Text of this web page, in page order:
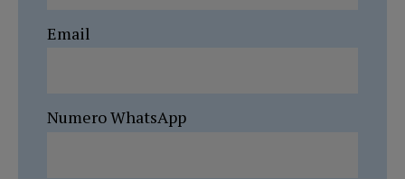
Email
Numero WhatsApp